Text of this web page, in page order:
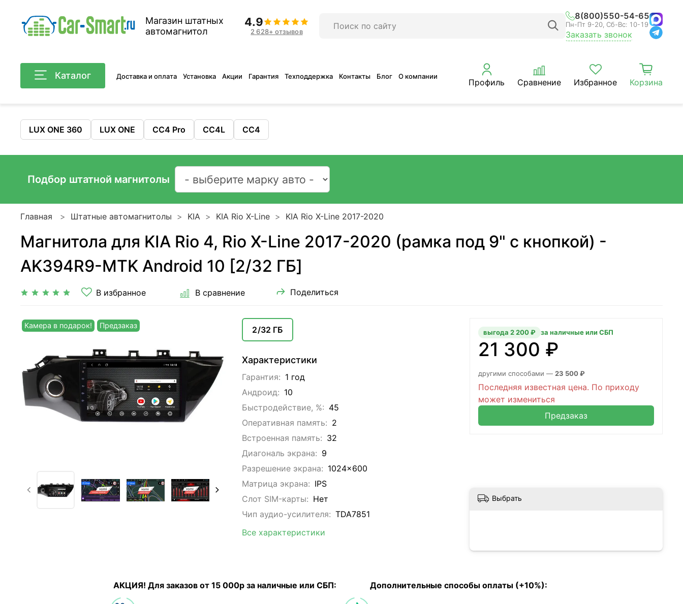
Магазин штатных
автомагнитол
4.9
2 628+ отзывов
8(800)550-54-65
Пн-Пт 9-20, Сб-Вс: 10-19
Заказать звонок
Каталог Доставка и оплата Установка Акции Гарантия Техподдержка Контакты Блог О компании
Профиль Сравнение Избранное Корзина
LUX ONE 360 LUX ONE CC4 Pro CC4L CC4
Подбор штатной магнитолы
Главная Штатные автомагнитолы KIA KIA Rio X-Line KIA Rio X-Line 2017-2020
Магнитола для KIA Rio 4, Rio X-Line 2017-2020 (рамка под 9" с кнопкой) -
AK394R9-MTK Android 10 [2/32 ГБ]
В избранное В сравнение Поделиться
Камера в подарок! Предзаказ 2/32 ГБ
Характеристики
Гарантия: 1 год
Андроид: 10
Быстродействие, %: 45
Оперативная память: 2
Встроенная память: 32
Диагональ экрана: 9
Разрешение экрана: 1024x600
Матрица экрана: IPS
Слот SIM-карты: Нет
Чип аудио-усилителя: TDA7851
Все характеристики
21 300 ₽
выгода 2 200 ₽ за наличные или СБП
другими способами — 23 500 ₽
Последняя известная цена. По приходу
может измениться
Предзаказ
Выбрать
АКЦИЯ! Для заказов от 15 000р за наличные или СБП: Дополнительные способы оплаты (+10%):